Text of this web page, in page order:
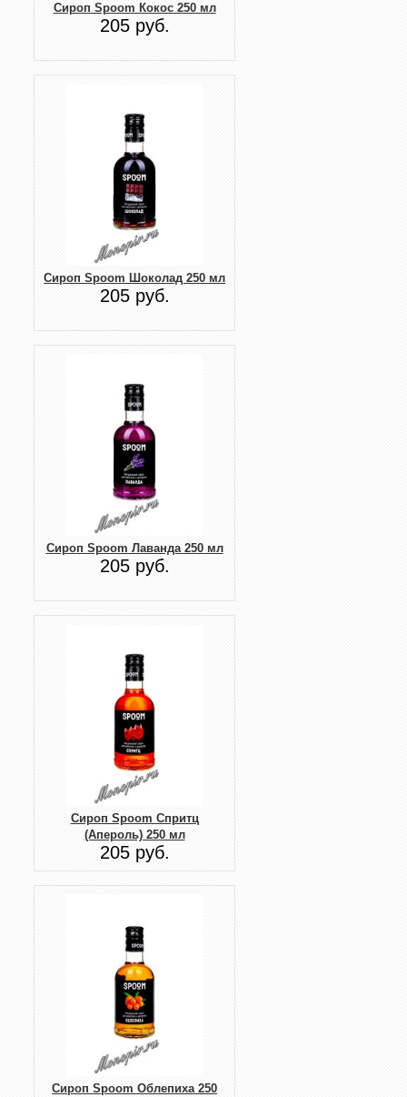
Сироп Spoom Кокос 250 мл
205 руб.
Сироп Spoom Шоколад 250 мл
205 руб.
Сироп Spoom Лаванда 250 мл
205 руб.
Сироп Spoom Спритц
(Апероль) 250 мл
205 руб.
Сироп Spoom Облепиха 250